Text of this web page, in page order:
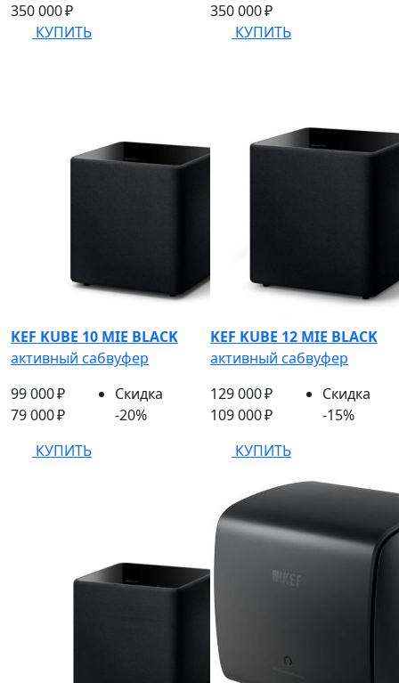
350 000 ₽
КУПИТЬ
350 000 ₽
КУПИТЬ
KEF KUBE 10 MIE BLACK
активный сабвуфер
99 000 ₽
79 000 ₽
Скидка
-20%
КУПИТЬ
KEF KUBE 12 MIE BLACK
активный сабвуфер
129 000 ₽
109 000 ₽
Скидка
-15%
КУПИТЬ